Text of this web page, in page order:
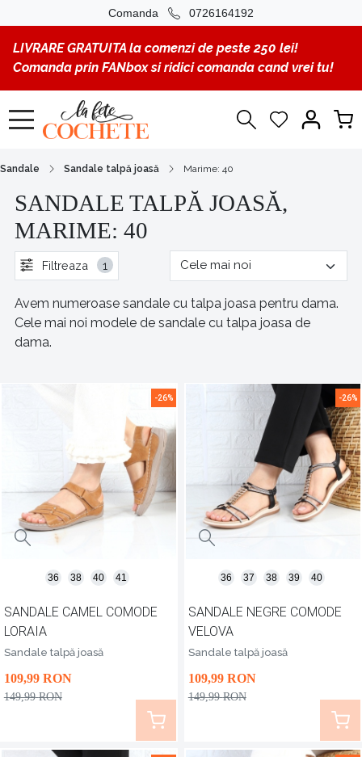
Comanda 0726164192
LIVRARE GRATUITA la comenzi de peste 250 lei!
Comanda prin FANbox si ridici comanda cand vrei tu!
Sandale Sandale talpă joasă Marime: 40
SANDALE TALPĂ JOASĂ,
MARIME: 40
Filtreaza 1
Avem numeroase sandale cu talpa joasa pentru dama.
Cele mai noi modele de sandale cu talpa joasa de
dama.
-26%
SANDALE CAMEL COMODE
LORAIA
Sandale talpă joasă
109,99 RON
149,99 RON
36 38 40 41
-26%
SANDALE NEGRE COMODE
VELOVA
Sandale talpă joasă
109,99 RON
149,99 RON
36 37 38 39 40